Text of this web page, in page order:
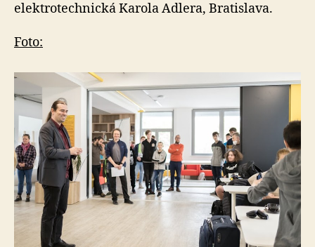
elektrotechnická Karola Adlera, Bratislava.
Foto: